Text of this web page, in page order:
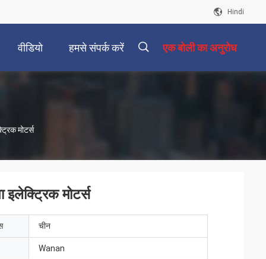
Hindi
वीडियो हमसे संपर्क करें एक बोली का अनुरोध
मोटर्स
इलेक्ट्रिक मोटर्स
चीन
Wanan